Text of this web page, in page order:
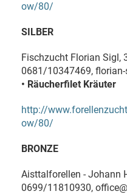
ow/80/
SILBER
Fischzucht Florian Sigl,
0681/10347469,
• Räucherfilet Kräuter
http://
ow/80/
BRONZE
Aisttalforellen - Johann
0699/11810930,